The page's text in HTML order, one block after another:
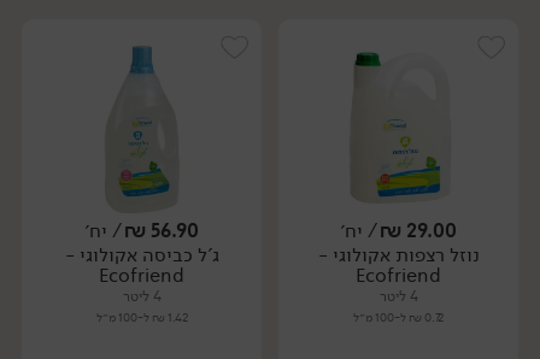
יח׳ יח׳
29.00
₪/ יח׳
נוזל רצפות אקולוגי -
Ecofriend
4 ליטר
0.72 ₪ ל-100 מ״ל
56.90
₪/ יח׳
ג'ל כביסה אקולוגי -
Ecofriend
4 ליטר
1.42 ₪ ל-100 מ״ל